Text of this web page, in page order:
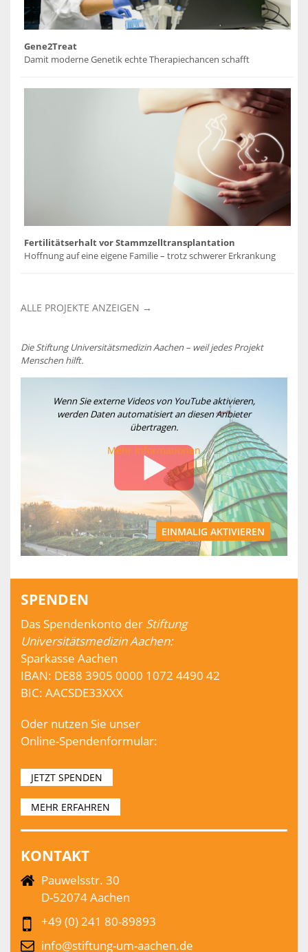
Gene2Treat
Damit moderne Genetik echte Therapiechancen schafft
Fertilitätserhalt vor Stammzelltransplantation
Hoffnung auf eine eigene Familie – trotz schwerer Erkrankung
ALLE PROJEKTE ANZEIGEN →
Die Stiftung Universitätsmedizin Aachen – weil jedes Projekt
Menschen hilft.
Wenn Sie externe Videos von YouTube aktivieren,
werden Daten automatisiert an diesen Anbieter
übertragen.
Mehr Informationen
EINMALIG AKTIVIEREN
SPENDEN
Das Spendenkonto der Stiftung
Universitätsmedizin Aachen:
Sparkasse Aachen
IBAN: DE88 3905 0000 1072 4490 42
BIC: AACSDE33XXX
Oder nutzen Sie unser
Online-Spendenformular:
JETZT SPENDEN
MEHR ERFAHREN
KONTAKT
Pauwelsstr. 30
D-52074 Aachen
+49 (0) 241 80-89893
info@stiftung-um-aachen.de